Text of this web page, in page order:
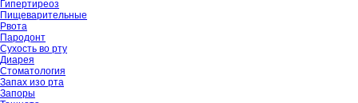
Гипертиреоз
Пищеварительные
Рвота
Пародонт
Сухость во рту
Диарея
Стоматология
Запах изо рта
Запоры